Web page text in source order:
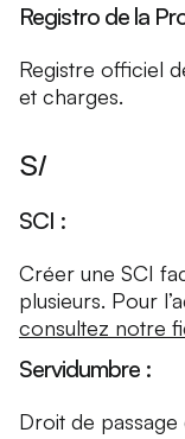
Registro de la
Registre officiel
et charges.
S/
SCI :
Créer une SCI
plusieurs. Pour
consultez notre
Servidumbre :
Droit de